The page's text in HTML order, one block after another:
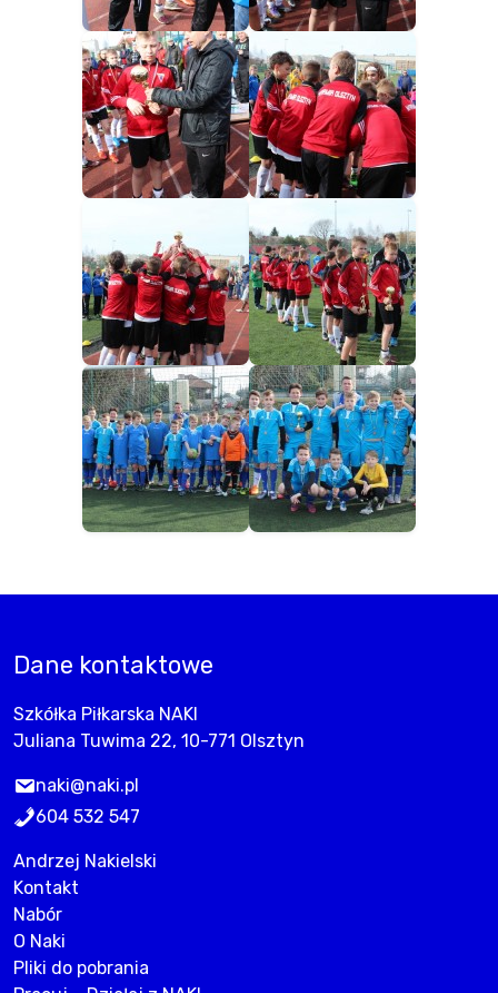
Dane kontaktowe
Szkółka Piłkarska NAKI
Juliana Tuwima 22, 10-771 Olsztyn
naki@naki.pl
604 532 547
Andrzej Nakielski
Kontakt
Nabór
O Naki
Pliki do pobrania